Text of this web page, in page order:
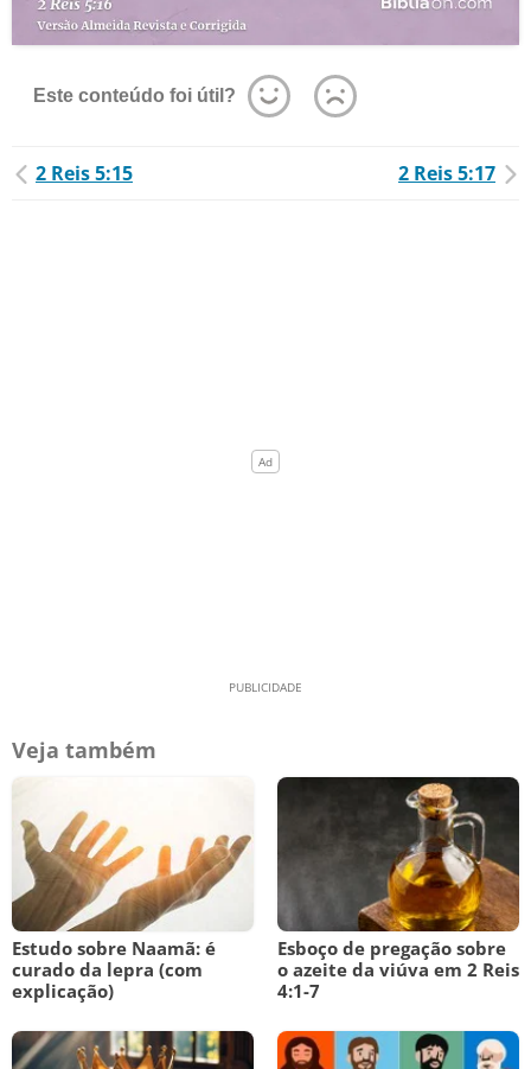
Este conteúdo foi útil?
2 Reis 5:15 2 Reis 5:17
Veja também
Estudo sobre Naamã: é
curado da lepra (com
explicação)
Esboço de pregação sobre
o azeite da viúva em 2 Reis
4:1-7